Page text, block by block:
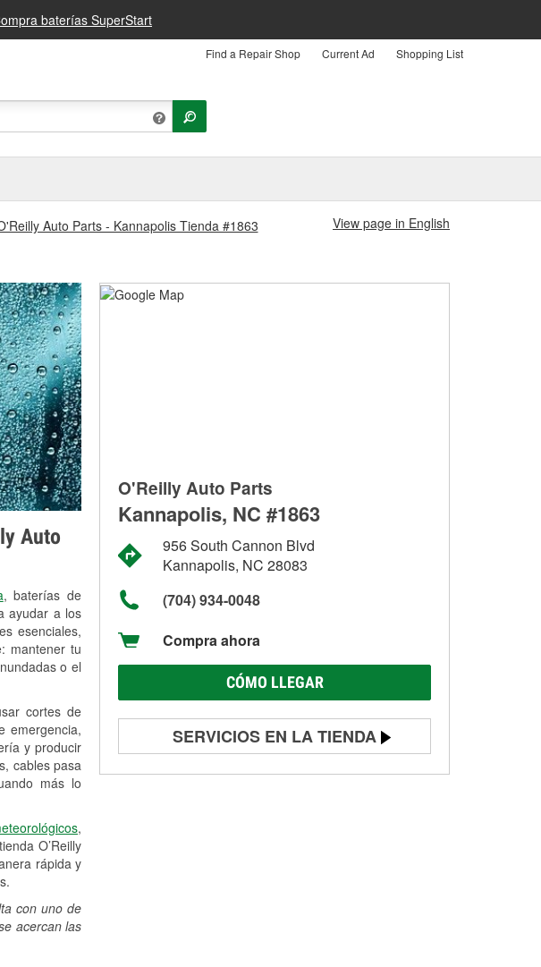
baterías SuperStart
Find a Repair Shop Current Ad Shopping List
Auto Parts - Kannapolis Tienda #1863
View page in English
Auto
, baterías de
ayudar a los
esenciales,
mantener tu
o el
cortes de
emergencia,
y producir
cables pasa
más lo
,
O’Reilly
rápida y
con uno de
acercan las
O'Reilly Auto Parts
Kannapolis, NC #1863
956 South Cannon Blvd
Kannapolis, NC 28083
(704) 934-0048
Compra ahora
CÓMO LLEGAR
SERVICIOS EN LA TIENDA
Prueba de batería